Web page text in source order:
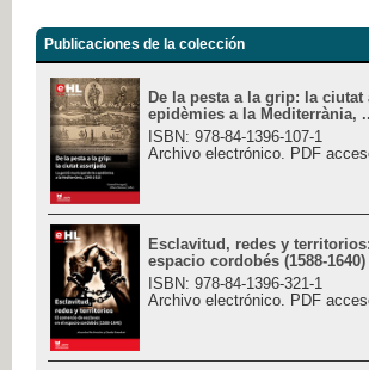
Publicaciones de la colección
De la pesta a la grip: la
epidèmies a la Mediterrània,
ISBN: 978-84-1396-107-1
Archivo electrónico. PDF
Esclavitud, redes y
espacio cordobés (1588-1640)
ISBN: 978-84-1396-321-1
Archivo electrónico. PDF